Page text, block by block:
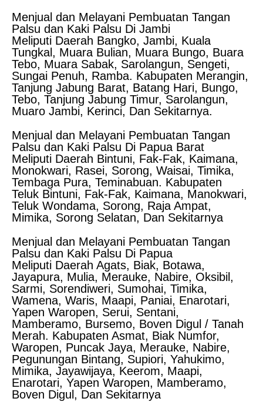
Menjual dan Melayani Pembuatan Tangan
Palsu dan Kaki Palsu Di Jambi
Meliputi Daerah Bangko, Jambi, Kuala
Tungkal, Muara Bulian, Muara Bungo, Buara
Tebo, Muara Sabak, Sarolangun, Sengeti,
Sungai Penuh, Ramba. Kabupaten Merangin,
Tanjung Jabung Barat, Batang Hari, Bungo,
Tebo, Tanjung Jabung Timur, Sarolangun,
Muaro Jambi, Kerinci, Dan Sekitarnya.
Menjual dan Melayani Pembuatan Tangan
Palsu dan Kaki Palsu Di Papua Barat
Meliputi Daerah Bintuni, Fak-Fak, Kaimana,
Monokwari, Rasei, Sorong, Waisai, Timika,
Tembaga Pura, Teminabuan. Kabupaten
Teluk Bintuni, Fak-Fak, Kaimana, Manokwari,
Teluk Wondama, Sorong, Raja Ampat,
Mimika, Sorong Selatan, Dan Sekitarnya
Menjual dan Melayani Pembuatan Tangan
Palsu dan Kaki Palsu Di Papua
Meliputi Daerah Agats, Biak, Botawa,
Jayapura, Mulia, Merauke, Nabire, Oksibil,
Sarmi, Sorendiweri, Sumohai, Timika,
Wamena, Waris, Maapi, Paniai, Enarotari,
Yapen Waropen, Serui, Sentani,
Mamberamo, Bursemo, Boven Digul / Tanah
Merah. Kabupaten Asmat, Biak Numfor,
Waropen, Puncak Jaya, Merauke, Nabire,
Pegunungan Bintang, Supiori, Yahukimo,
Mimika, Jayawijaya, Keerom, Maapi,
Enarotari, Yapen Waropen, Mamberamo,
Boven Digul, Dan Sekitarnya